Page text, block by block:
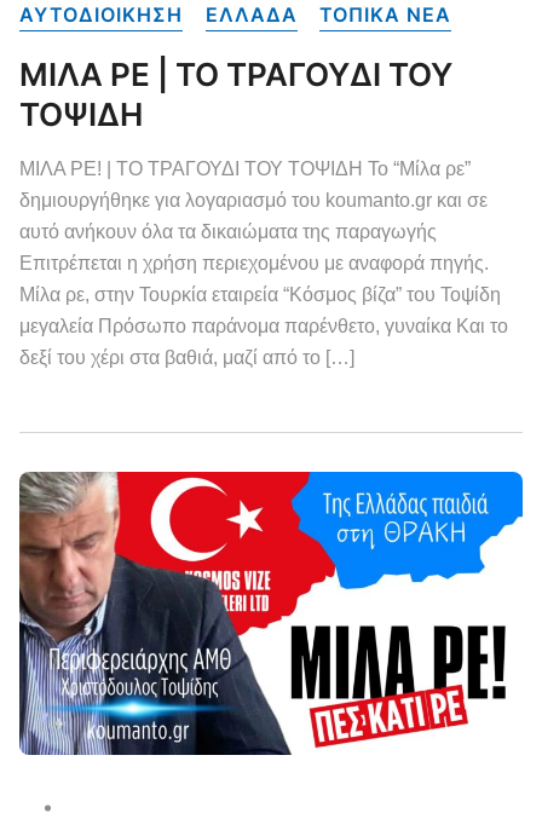
ΑΥΤΟΔΙΟΙΚΗΣΗ
ΕΛΛΑΔΑ ΤΟΠΙΚΑ NEA
ΜΙΛΑ ΡΕ | ΤΟ ΤΡΑΓΟΥΔΙ ΤΟΥ
ΤΟΨΙΔΗ
ΜΙΛΑ ΡΕ! | ΤΟ ΤΡΑΓΟΥΔΙ ΤΟΥ ΤΟΨΙΔΗ Το “Μίλα ρε”
δημιουργήθηκε για λογαριασμό του koumanto.gr και σε
αυτό ανήκουν όλα τα δικαιώματα της παραγωγής
Επιτρέπεται η χρήση περιεχομένου με αναφορά πηγής.
Μίλα ρε, στην Τουρκία εταιρεία “Κόσμος βίζα” του Τοψίδη
μεγαλεία Πρόσωπο παράνομα παρένθετο, γυναίκα Και το
δεξί του χέρι στα βαθιά, μαζί από το […]